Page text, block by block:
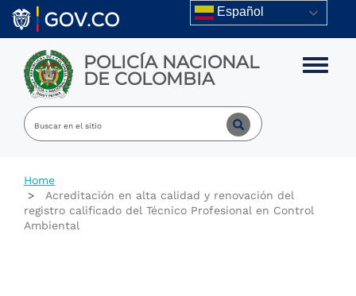
Skip to main content Español
POLICÍA NACIONAL
DE COLOMBIA Toggle
Home
Acreditación en alta calidad y renovación del
registro calificado del Técnico Profesional en Control
Ambiental